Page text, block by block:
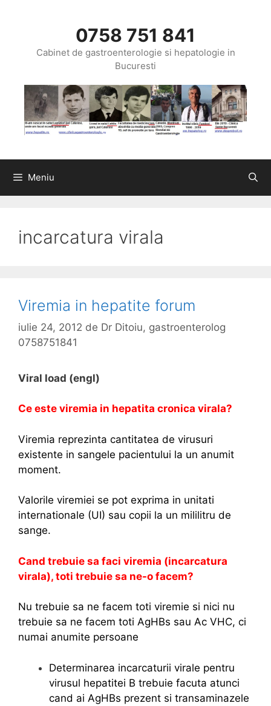
0758 751 841
Cabinet de gastroenterologie si hepatologie in
Bucuresti
Meniu
incarcatura virala
Viremia in hepatite forum
iulie 24, 2012 de Dr Ditoiu, gastroenterolog
0758751841
Viral load (engl)
Ce este viremia in hepatita cronica virala?
Viremia reprezinta cantitatea de virusuri
existente in sangele pacientului la un anumit
moment.
Valorile viremiei se pot exprima in unitati
internationale (UI) sau copii la un mililitru de
sange.
Cand trebuie sa faci viremia (incarcatura
virala), toti trebuie sa ne-o facem?
Nu trebuie sa ne facem toti viremie si nici nu
trebuie sa ne facem toti AgHBs sau Ac VHC, ci
numai anumite persoane
Determinarea incarcaturii virale pentru
virusul hepatitei B trebuie facuta atunci
cand ai AgHBs prezent si transaminazele